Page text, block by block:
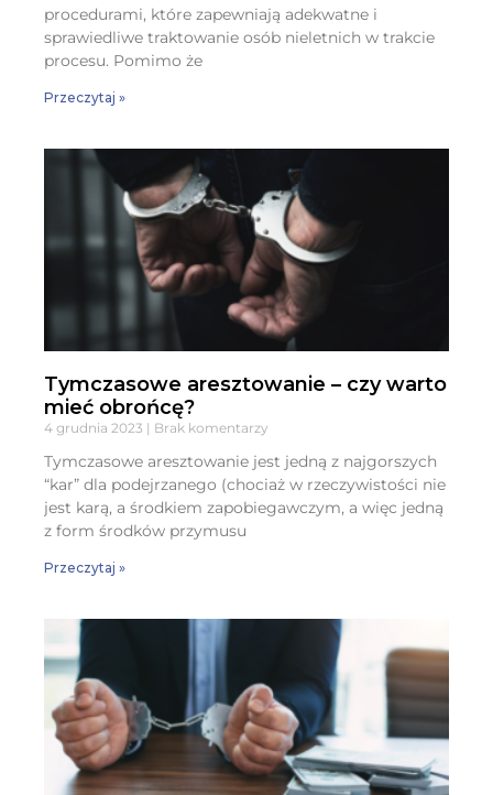
procedurami, które zapewniają adekwatne i
sprawiedliwe traktowanie osób nieletnich w trakcie
procesu. Pomimo że
Przeczytaj »
Tymczasowe aresztowanie – czy warto
mieć obrońcę?
4 grudnia 2023 Brak komentarzy
Tymczasowe aresztowanie jest jedną z najgorszych
“kar” dla podejrzanego (chociaż w rzeczywistości nie
jest karą, a środkiem zapobiegawczym, a więc jedną
z form środków przymusu
Przeczytaj »